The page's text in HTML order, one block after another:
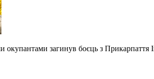
окупантами загинув боєць з Прикарпаття